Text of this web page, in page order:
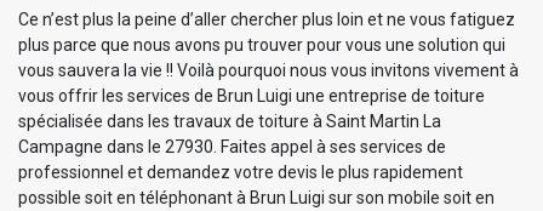
Ce n’est plus la peine d’aller chercher plus loin et ne vous fatiguez
plus parce que nous avons pu trouver pour vous une solution qui
vous sauvera la vie !! Voilà pourquoi nous vous invitons vivement à
vous offrir les services de Brun Luigi une entreprise de toiture
spécialisée dans les travaux de toiture à Saint Martin La
Campagne dans le 27930. Faites appel à ses services de
professionnel et demandez votre devis le plus rapidement
possible soit en téléphonant à Brun Luigi sur son mobile soit en